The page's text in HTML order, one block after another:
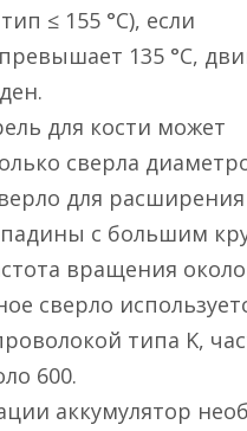
≤ 155 °C), если
135 °C,
для кости может
сверла
для расширения
с большим
вращения около
сверло
типа K,
600.
аккумулятор